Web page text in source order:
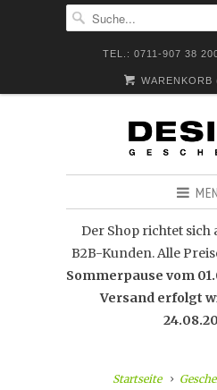
TEL.: 0711-907 38
WARENKORB
Der Shop richtet sich
B2B-Kunden. Alle
Sommerpause vom
Versand erfolgt
Startseite